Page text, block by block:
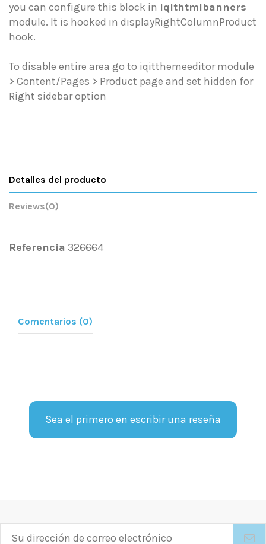
you can configure this block in iqithtmlbanners
module. It is hooked in displayRightColumnProduct
hook.
To disable entire area go to iqitthemeeditor module
> Content/Pages > Product page and set hidden for
Right sidebar option
Detalles del producto
Reviews(0)
Referencia 326664
Comentarios (0)
Sea el primero en escribir una reseña